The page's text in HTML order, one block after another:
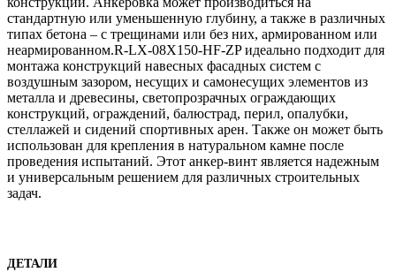
стандартную или уменьшенную глубину, а также в различных
типах бетона – с трещинами или без них, армированном или
неармированном.R-LX-08X150-HF-ZP идеально подходит для
монтажа конструкций навесных фасадных систем с
воздушным зазором, несущих и самонесущих элементов из
металла и древесины, светопрозрачных ограждающих
конструкций, ограждений, балюстрад, перил, опалубки,
стеллажей и сидений спортивных арен. Также он может быть
использован для крепления в натуральном камне после
проведения испытаний. Этот анкер-винт является надежным
и универсальным решением для различных строительных
задач.
ДЕТАЛИ